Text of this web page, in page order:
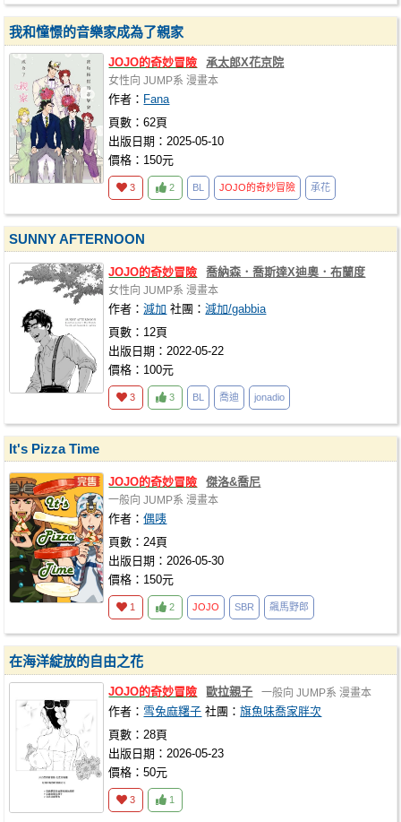
我和憧憬的音樂家成為了親家
JOJO的奇妙冒險 承太郎X花京院
女性向 JUMP系 漫畫本
作者： Fana
頁數：62頁
出版日期：2025-05-10
價格：150元
3 2 BL JOJO的奇妙冒險 承花
SUNNY AFTERNOON
JOJO的奇妙冒險 喬納森．喬斯達X迪奧．布蘭度
女性向 JUMP系 漫畫本
作者：減加 社團：減加/gabbia
頁數：12頁
出版日期：2022-05-22
價格：100元
3 3 BL 喬迪 jonadio
It's Pizza Time
JOJO的奇妙冒險 傑洛&喬尼
一般向 JUMP系 漫畫本
作者：偶咦
頁數：24頁
出版日期：2026-05-30
價格：150元
1 2 JOJO SBR 飆馬野郎
在海洋綻放的自由之花
JOJO的奇妙冒險 歐拉親子 一般向 JUMP系 漫畫本
作者： 雪兔麻糬子 社團：旗魚味喬家胖次
頁數：28頁
出版日期：2026-05-23
價格：50元
3 1